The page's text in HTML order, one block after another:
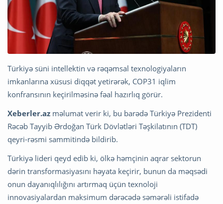
Türkiyə süni intellektin və rəqəmsal texnologiyaların
imkanlarına xüsusi diqqət yetirərək, COP31 iqlim
konfransının keçirilməsinə fəal hazırlıq görür.
Xeberler.az məlumat verir ki, bu barədə Türkiyə Prezidenti
Rəcəb Tayyib Ərdoğan Türk Dövlətləri Təşkilatının (TDT)
qeyri-rəsmi sammitində bildirib.
Türkiyə lideri qeyd edib ki, ölkə həmçinin aqrar sektorun
dərin transformasiyasını həyata keçirir, bunun da məqsədi
onun dayanıqlılığını artırmaq üçün texnoloji
innovasiyalardan maksimum dərəcədə səmərəli istifadə